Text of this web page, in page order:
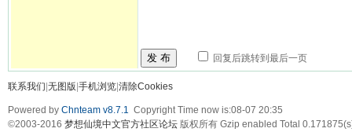
发 布 回复后跳转到最后一页
联系我们 无图版 手机浏览 清除Cookies
Powered by Chnteam v8.7.1 Copyright Time now is:08-07 20:35
©2003-2016 梦想仙境中文官方社区论坛 版权所有 Gzip enabled Total